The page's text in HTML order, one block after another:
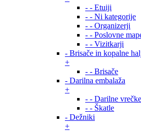
- - Etuiji
- - Ni kategorije
- - Organizerji
- - Poslovne
- - Vizitkarji
- Brisače in kopalne
+
- - Brisače
- Darilna embalaža
+
- - Darilne vrečke
- - Škatle
- Dežniki
+